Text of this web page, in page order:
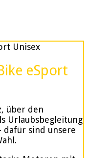
eSport
über den
Urlaubsbegleitung
dafür sind unsere